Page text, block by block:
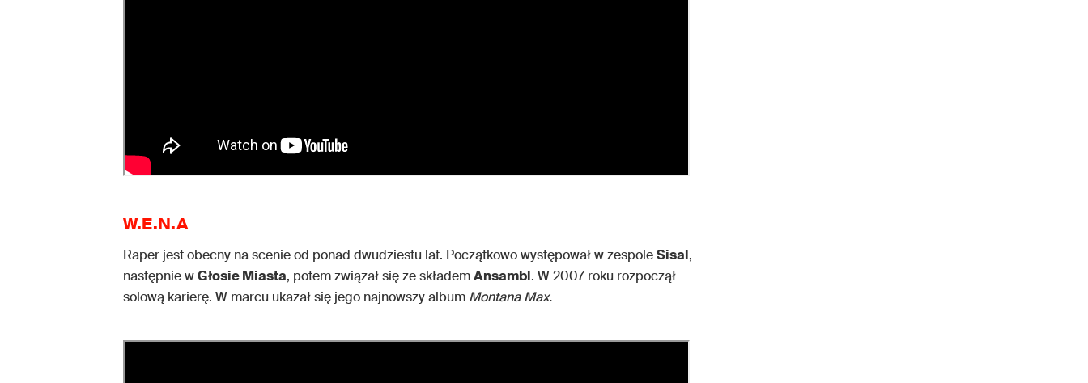
W.E.N.A
Raper jest obecny na scenie od ponad dwudziestu lat. Początkowo występował w zespoleSisal,
następnie wGłosie Miasta, potem związał się ze składemAnsambl. W 2007 roku rozpoczął
solową karierę. W marcu ukazał się jego najnowszy album Montana Max.